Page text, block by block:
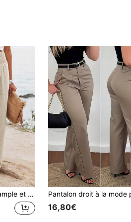
Nouvelle arrivée pour le printemps et l'été
16,80€